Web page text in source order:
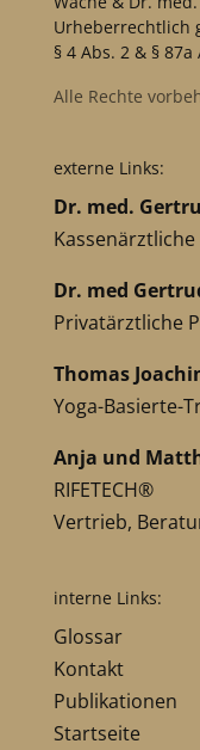
Urheberrechtlich
§ 4 Abs. 2 & § 87a
Alle Rechte
externe Links:
Dr. med.
Kassenärztliche
Dr. med
Privatärztliche
Thomas
Yoga-Basierte-
Anja und
RIFETECH®
Vertrieb,
interne Links:
Glossar
Kontakt
Publikationen
Startseite